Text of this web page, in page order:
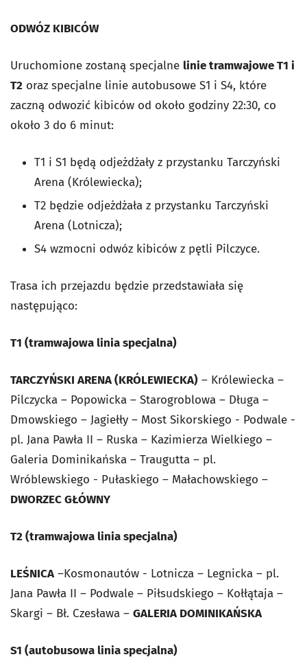
ODWÓZ KIBICÓW
Uruchomione zostaną specjalne linie tramwajowe T1 i
T2 oraz specjalne linie autobusowe S1 i S4, które
zaczną odwozić kibiców od około godziny 22:30, co
około 3 do 6 minut:
T1 i S1 będą odjeżdżały z przystanku Tarczyński
Arena (Królewiecka);
T2 będzie odjeżdżała z przystanku Tarczyński
Arena (Lotnicza);
S4 wzmocni odwóz kibiców z pętli Pilczyce.
Trasa ich przejazdu będzie przedstawiała się
następująco:
T1 (tramwajowa linia specjalna)
TARCZYŃSKI ARENA (KRÓLEWIECKA) – Królewiecka –
Pilczycka – Popowicka – Starogroblowa – Długa –
Dmowskiego – Jagiełły – Most Sikorskiego - Podwale -
pl. Jana Pawła II – Ruska – Kazimierza Wielkiego –
Galeria Dominikańska – Traugutta – pl.
Wróblewskiego - Pułaskiego – Małachowskiego –
DWORZEC GŁÓWNY
T2 (tramwajowa linia specjalna)
LEŚNICA–Kosmonautów - Lotnicza – Legnicka – pl.
Jana Pawła II – Podwale – Piłsudskiego – Kołłątaja –
Skargi – Bł. Czesława – GALERIA DOMINIKAŃSKA
S1 (autobusowa linia specjalna)